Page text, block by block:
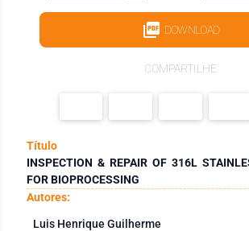
DOWNLOAD
COMPARTILHE
Título
INSPECTION & REPAIR OF 316L
FOR BIOPROCESSING
Autores:
Luis Henrique Guilherme